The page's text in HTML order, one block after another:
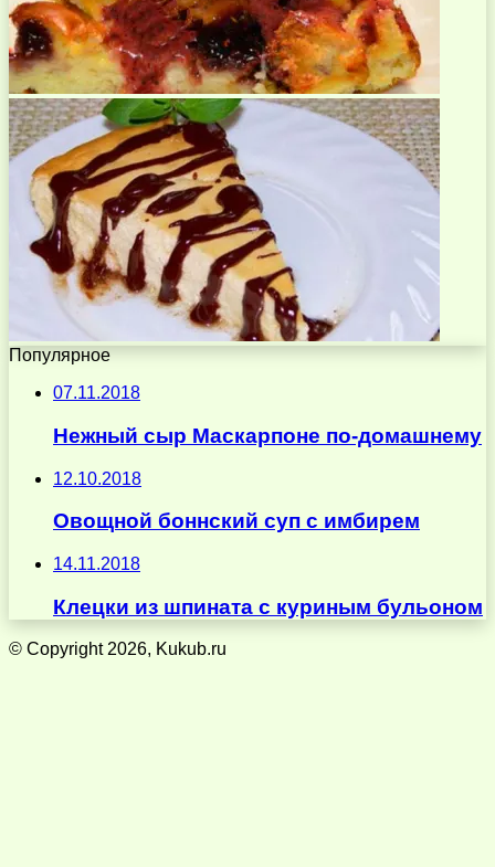
Популярное
07.11.2018
Нежный сыр Маскарпоне по-домашнему
12.10.2018
Овощной боннский суп с имбирем
14.11.2018
Клецки из шпината с куриным бульоном
© Copyright 2026, Kukub.ru